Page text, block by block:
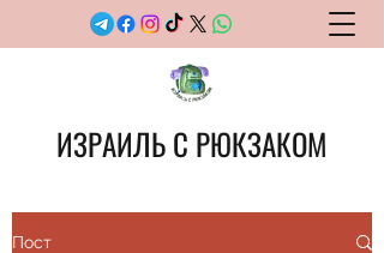
ИЗРАИЛЬ С РЮКЗАКОМ
Пост